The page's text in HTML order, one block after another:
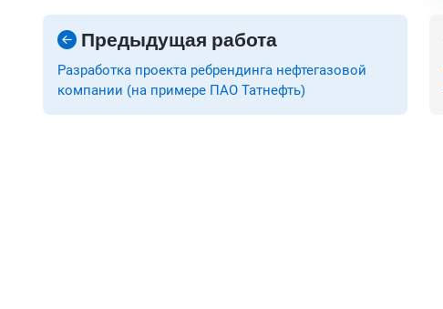
Предыдущая работа
Разработка проекта ребрендинга нефтегазовой
компании (на примере ПАО Татнефть)